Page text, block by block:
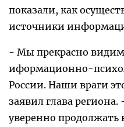
показали, как
источники
- Мы прекрасно
иформационно-
России. Наши враги
заявил глава
уверенно